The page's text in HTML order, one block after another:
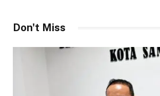
Don't Miss